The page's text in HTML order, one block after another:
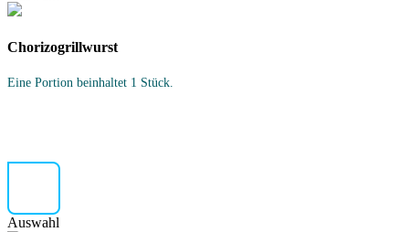
Chorizogrillwurst
Eine Portion beinhaltet 1 Stück.
Auswahl